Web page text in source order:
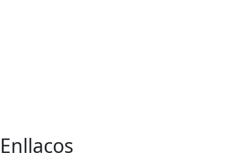
Enllaços